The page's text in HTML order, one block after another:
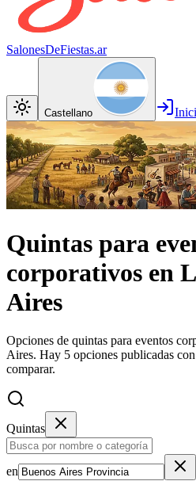
SalonesDeFiestas.ar
Castellano
Quintas para
corporativos en
Aires
Opciones de quintas para eventos
Aires. Hay 5 opciones publicadas
comparar.
Quintas
en